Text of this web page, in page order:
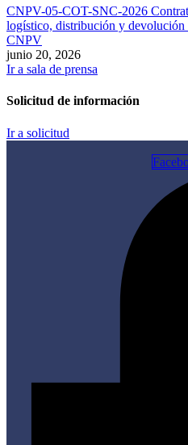
CNPV-05-COT-SNC-2026
logístico, distribución y devolución
CNPV
junio 20, 2026
Ir a sala de prensa
Solicitud de información
Ir a solicitud